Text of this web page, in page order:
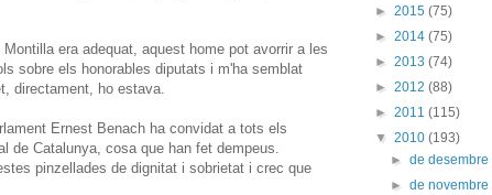
era adequat, aquest home pot avorrir a les
sobre els honorables diputats i m'ha semblat
directament, ho estava.
Ernest Benach ha convidat a tots els
de Catalunya, cosa que han fet dempeus.
pinzellades de dignitat i sobrietat i crec que
► 2015 (75)
► 2014 (75)
► 2013 (74)
► 2012 (88)
► 2011 (115)
▼ 2010 (193)
►de desembre
►de novembre